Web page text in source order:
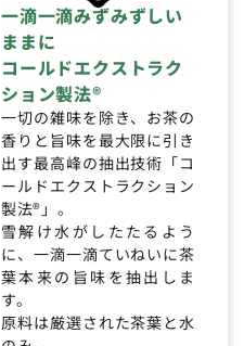
一滴一滴みずみずしい
ままに
コールドエクストラク
ション製法®
一切の雑味を除き、お茶の
香りと旨味を最大限に引き
出す最高峰の抽出技術「コ
ールドエクストラクション
製法®」。
雪解け水がしたたるよう
に、一滴一滴ていねいに茶
葉本来の旨味を抽出しま
す。
原料は厳選された茶葉と水